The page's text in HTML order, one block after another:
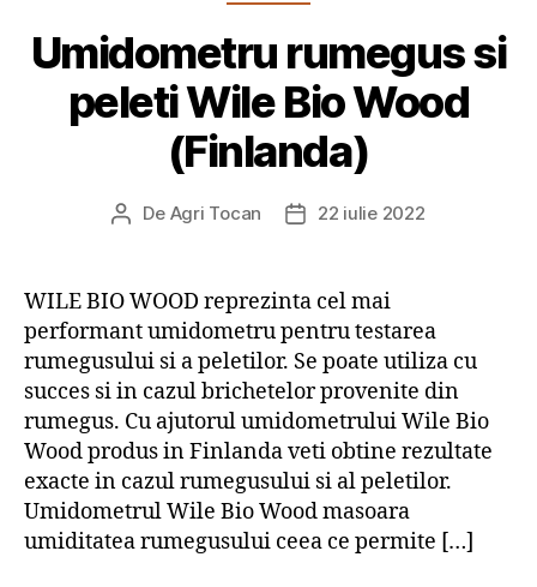
Umidometru rumegus si
peleti Wile Bio Wood
(Finlanda)
Autor
De Agri Tocan
Dată22 iulie 2022
WILE BIO WOOD reprezinta cel mai
performant umidometru pentru testarea
rumegusului si a peletilor. Se poate utiliza cu
succes si in cazul brichetelor provenite din
rumegus. Cu ajutorul umidometrului Wile Bio
Wood produs in Finlanda veti obtine rezultate
exacte in cazul rumegusului si al peletilor.
Umidometrul Wile Bio Wood masoara
umiditatea rumegusului ceea ce permite […]